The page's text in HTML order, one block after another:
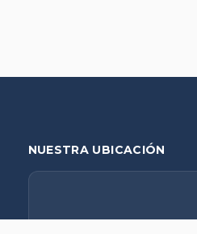
NUESTRA UBICACIÓN